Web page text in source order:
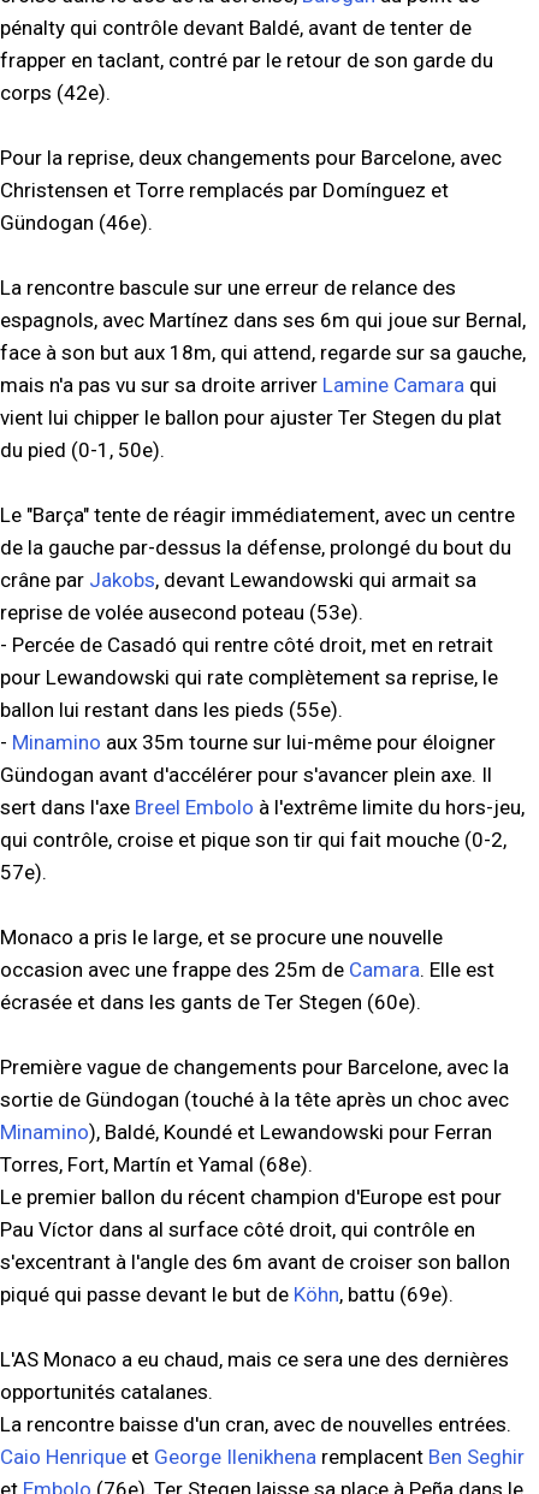
pénalty qui contrôle devant Baldé, avant de tenter de
frapper en taclant, contré par le retour de son garde du
corps (42e).
Pour la reprise, deux changements pour Barcelone, avec
Christensen et Torre remplacés par Domínguez et
Gündogan (46e).
La rencontre bascule sur une erreur de relance des
espagnols, avec Martínez dans ses 6m qui joue sur Bernal,
face à son but aux 18m, qui attend, regarde sur sa gauche,
mais n'a pas vu sur sa droite arriver Lamine Camara qui
vient lui chipper le ballon pour ajuster Ter Stegen du plat
du pied (0-1, 50e).
Le "Barça" tente de réagir immédiatement, avec un centre
de la gauche par-dessus la défense, prolongé du bout du
crâne par Jakobs, devant Lewandowski qui armait sa
reprise de volée ausecond poteau (53e).
- Percée de Casadó qui rentre côté droit, met en retrait
pour Lewandowski qui rate complètement sa reprise, le
ballon lui restant dans les pieds (55e).
- Minamino aux 35m tourne sur lui-même pour éloigner
Gündogan avant d'accélérer pour s'avancer plein axe. Il
sert dans l'axe Breel Embolo à l'extrême limite du hors-jeu,
qui contrôle, croise et pique son tir qui fait mouche (0-2,
57e).
Monaco a pris le large, et se procure une nouvelle
occasion avec une frappe des 25m de Camara. Elle est
écrasée et dans les gants de Ter Stegen (60e).
Première vague de changements pour Barcelone, avec la
sortie de Gündogan (touché à la tête après un choc avec
Minamino), Baldé, Koundé et Lewandowski pour Ferran
Torres, Fort, Martín et Yamal (68e).
Le premier ballon du récent champion d'Europe est pour
Pau Víctor dans al surface côté droit, qui contrôle en
s'excentrant à l'angle des 6m avant de croiser son ballon
piqué qui passe devant le but de Köhn, battu (69e).
L'AS Monaco a eu chaud, mais ce sera une des dernières
opportunités catalanes.
La rencontre baisse d'un cran, avec de nouvelles entrées.
Caio Henrique et George Ilenikhena remplacent Ben Seghir
et Embolo (76e), Ter Stegen laisse sa place à Peña dans le